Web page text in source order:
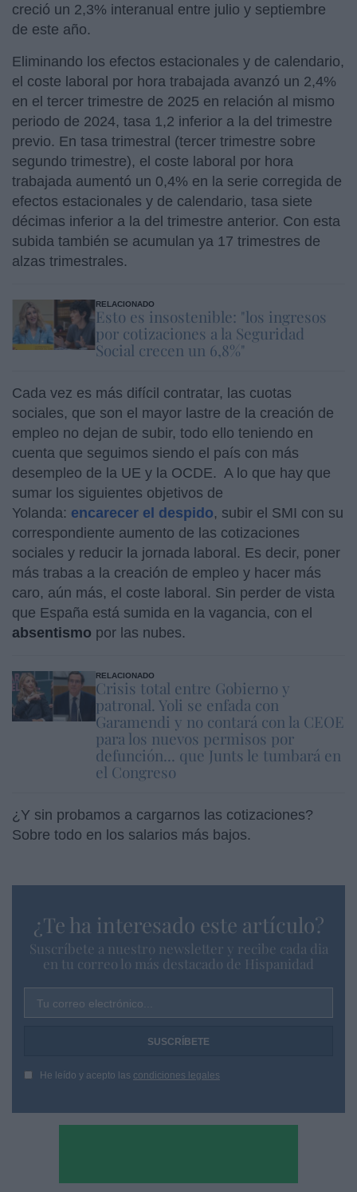
creció un 2,3% interanual entre julio y septiembre
de este año.
Eliminando los efectos estacionales y de calendario,
el coste laboral por hora trabajada avanzó un 2,4%
en el tercer trimestre de 2025 en relación al mismo
periodo de 2024, tasa 1,2 inferior a la del trimestre
previo. En tasa trimestral (tercer trimestre sobre
segundo trimestre), el coste laboral por hora
trabajada aumentó un 0,4% en la serie corregida de
efectos estacionales y de calendario, tasa siete
décimas inferior a la del trimestre anterior. Con esta
subida también se acumulan ya 17 trimestres de
alzas trimestrales.
RELACIONADO
Esto es insostenible: "los ingresos
por cotizaciones a la Seguridad
Social crecen un 6,8%"
Cada vez es más difícil contratar, las cuotas
sociales, que son el mayor lastre de la creación de
empleo no dejan de subir, todo ello teniendo en
cuenta que seguimos siendo el país con más
desempleo de la UE y la OCDE. A lo que hay que
sumar los siguientes objetivos de
Yolanda: encarecer el despido, subir el SMI con su
correspondiente aumento de las cotizaciones
sociales y reducir la jornada laboral. Es decir, poner
más trabas a la creación de empleo y hacer más
caro, aún más, el coste laboral. Sin perder de vista
que España está sumida en la vagancia, con el
absentismo por las nubes.
RELACIONADO
Crisis total entre Gobierno y
patronal. Yoli se enfada con
Garamendi y no contará con la CEOE
para los nuevos permisos por
defunción... que Junts le tumbará en
el Congreso
¿Y sin probamos a cargarnos las cotizaciones?
Sobre todo en los salarios más bajos.
¿Te ha interesado este artículo?
Suscríbete a nuestro newsletter y recibe cada dia
en tu correo lo más destacado de Hispanidad
Tu correo electrónico...
He leído y acepto las condiciones legales